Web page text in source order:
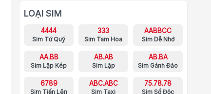
LOẠI SIM
4444
Sim Tứ Quý
333
Sim Tam Hoa
AABBCC
Sim Dễ Nhớ
AA.BB
Sim Lặp Kép
AB.AB
Sim Lặp
AB.BA
Sim Gánh Đảo
6789
Sim Tiến Lên
ABC.ABC
Sim Taxi
75.78.78
Sim Số Độc